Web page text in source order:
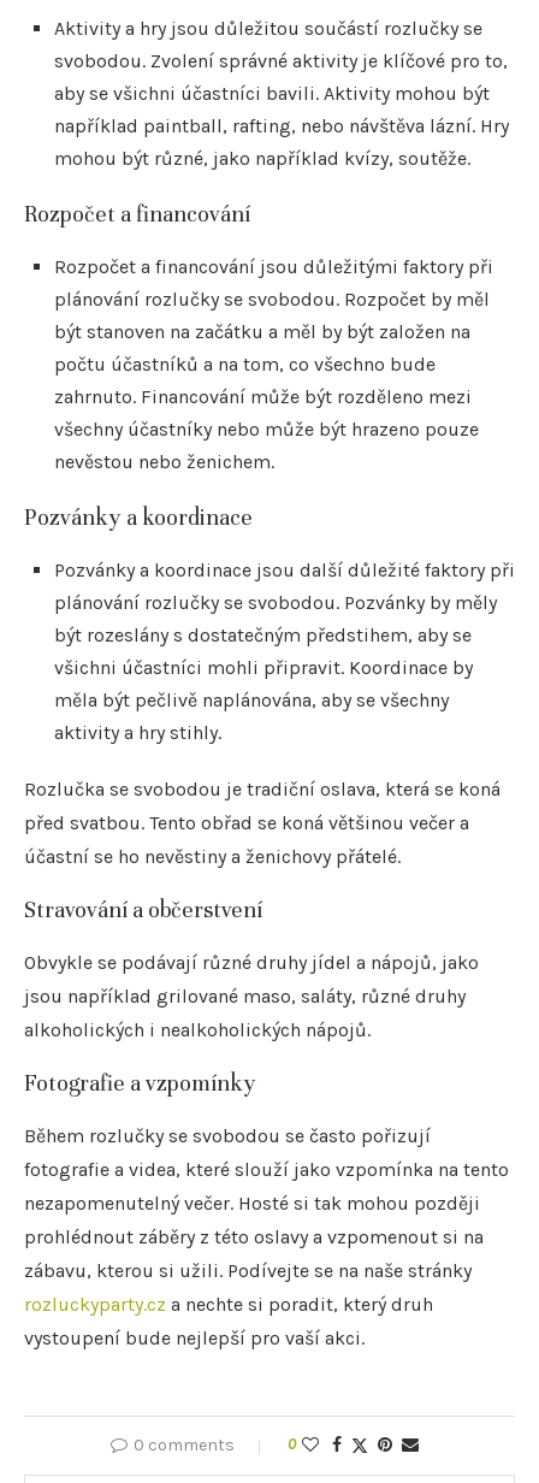
Aktivity a hry jsou důležitou součástí rozlučky se
svobodou. Zvolení správné aktivity je klíčové pro to,
aby se všichni účastníci bavili. Aktivity mohou být
například paintball, rafting, nebo návštěva lázní. Hry
mohou být různé, jako například kvízy, soutěže.
Rozpočet a financování
Rozpočet a financování jsou důležitými faktory při
plánování rozlučky se svobodou. Rozpočet by měl
být stanoven na začátku a měl by být založen na
počtu účastníků a na tom, co všechno bude
zahrnuto. Financování může být rozděleno mezi
všechny účastníky nebo může být hrazeno pouze
nevěstou nebo ženichem.
Pozvánky a koordinace
Pozvánky a koordinace jsou další důležité faktory při
plánování rozlučky se svobodou. Pozvánky by měly
být rozeslány s dostatečným předstihem, aby se
všichni účastníci mohli připravit. Koordinace by
měla být pečlivě naplánována, aby se všechny
aktivity a hry stihly.
Rozlučka se svobodou je tradiční oslava, která se koná
před svatbou. Tento obřad se koná většinou večer a
účastní se ho nevěstiny a ženichovy přátelé.
Stravování a občerstvení
Obvykle se podávají různé druhy jídel a nápojů, jako
jsou například grilované maso, saláty, různé druhy
alkoholických i nealkoholických nápojů.
Fotografie a vzpomínky
Během rozlučky se svobodou se často pořizují
fotografie a videa, které slouží jako vzpomínka na tento
nezapomenutelný večer. Hosté si tak mohou později
prohlédnout záběry z této oslavy a vzpomenout si na
zábavu, kterou si užili. Podívejte se na naše stránky
rozluckyparty.cz a nechte si poradit, který druh
vystoupení bude nejlepší pro vaší akci.
0 comments 0